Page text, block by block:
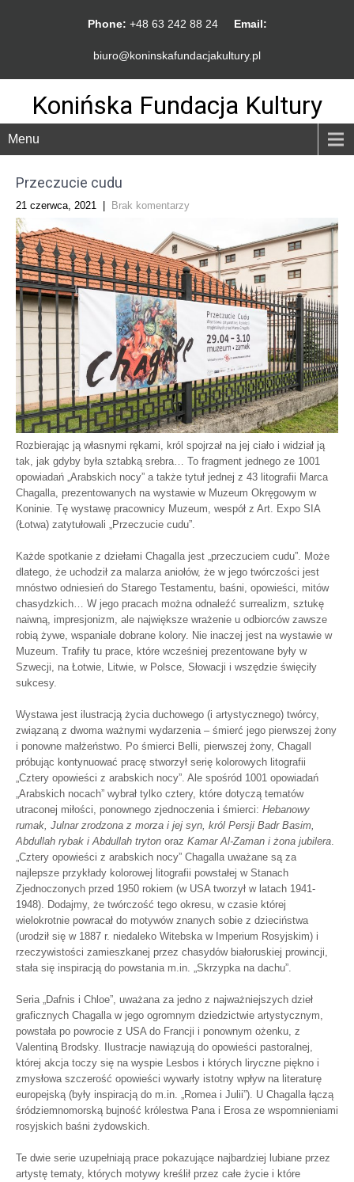
Phone: +48 63 242 88 24 Email:
biuro@koninskafundacjakultury.pl
Konińska Fundacja Kultury
Menu
Przeczucie cudu
21 czerwca, 2021 Brak komentarzy
Rozbierając ją własnymi rękami, król spojrzał na jej ciało i widział ją
tak, jak gdyby była sztabką srebra… To fragment jednego ze 1001
opowiadań „Arabskich nocy” a także tytuł jednej z 43 litografii Marca
Chagalla, prezentowanych na wystawie w Muzeum Okręgowym w
Koninie. Tę wystawę pracownicy Muzeum, wespół z Art. Expo SIA
(Łotwa) zatytułowali „Przeczucie cudu”.
Każde spotkanie z dziełami Chagalla jest „przeczuciem cudu”. Może
dlatego, że uchodził za malarza aniołów, że w jego twórczości jest
mnóstwo odniesień do Starego Testamentu, baśni, opowieści, mitów
chasydzkich… W jego pracach można odnaleźć surrealizm, sztukę
naiwną, impresjonizm, ale największe wrażenie u odbiorców zawsze
robią żywe, wspaniale dobrane kolory. Nie inaczej jest na wystawie w
Muzeum. Trafiły tu prace, które wcześniej prezentowane były w
Szwecji, na Łotwie, Litwie, w Polsce, Słowacji i wszędzie święciły
sukcesy.
Wystawa jest ilustracją życia duchowego (i artystycznego) twórcy,
związaną z dwoma ważnymi wydarzenia – śmierć jego pierwszej żony
i ponowne małżeństwo. Po śmierci Belli, pierwszej żony, Chagall
próbując kontynuować pracę stworzył serię kolorowych litografii
„Cztery opowieści z arabskich nocy”. Ale spośród 1001 opowiadań
„Arabskich nocach” wybrał tylko cztery, które dotyczą tematów
utraconej miłości, ponownego zjednoczenia i śmierci: Hebanowy
rumak, Julnar zrodzona z morza i jej syn, król Persji Badr Basim,
Abdullah rybak i Abdullah tryton oraz Kamar Al-Zaman i żona jubilera
„Cztery opowieści z arabskich nocy” Chagalla uważane są za
najlepsze przykłady kolorowej litografii powstałej w Stanach
Zjednoczonych przed 1950 rokiem (w USA tworzył w latach 1941-
1948). Dodajmy, że twórczość tego okresu, w czasie której
wielokrotnie powracał do motywów znanych sobie z dzieciństwa
(urodził się w 1887 r. niedaleko Witebska w Imperium Rosyjskim) i
rzeczywistości zamieszkanej przez chasydów białoruskiej prowincji,
stała się inspiracją do powstania m.in. „Skrzypka na dachu”.
Seria „Dafnis i Chloe”, uważana za jedno z najważniejszych dzieł
graficznych Chagalla w jego ogromnym dziedzictwie artystycznym,
powstała po powrocie z USA do Francji i ponownym ożenku, z
Valentiną Brodsky. Ilustracje nawiązują do opowieści pastoralnej,
której akcja toczy się na wyspie Lesbos i których liryczne piękno i
zmysłowa szczerość opowieści wywarły istotny wpływ na literaturę
europejską (były inspiracją do m.in. „Romea i Julii”). U Chagalla łączą
śródziemnomorską bujność królestwa Pana i Erosa ze wspomnieniami
rosyjskich baśni żydowskich.
Te dwie serie uzupełniają prace pokazujące najbardziej lubiane przez
artystę tematy, których motywy kreślił przez całe życie i które